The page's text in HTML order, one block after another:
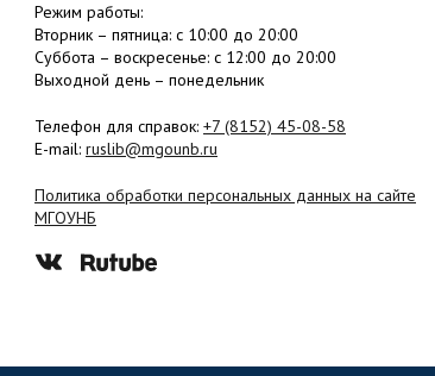
Режим работы:
Вторник – пятница: с 10:00 до 20:00
Суббота – воскресенье: c 12:00 до 20:00
Выходной день – понедельник
Телефон для справок: +7 (8152) 45-08-58
E-mail: ruslib@mgounb.ru
Политика обработки персональных данных на сайте
МГОУНБ